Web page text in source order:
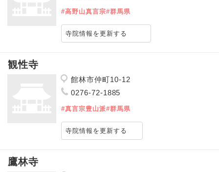
#高野山真言宗#群馬県
寺院情報を更新する
観性寺
館林市仲町10-12
0276-72-1885
#真言宗豊山派#群馬県
寺院情報を更新する
鷹林寺